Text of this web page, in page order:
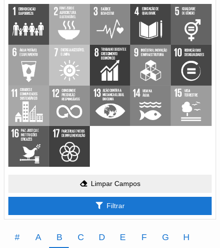
Limpar Campos
Filtrar
# A B C D E F G
H